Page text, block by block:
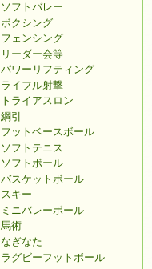
ソフトバレー
ボクシング
フェンシング
リーダー会等
パワーリフティング
ライフル射撃
トライアスロン
綱引
フットベースボール
ソフトテニス
ソフトボール
バスケットボール
スキー
ミニバレーボール
馬術
なぎなた
ラグビーフットボール